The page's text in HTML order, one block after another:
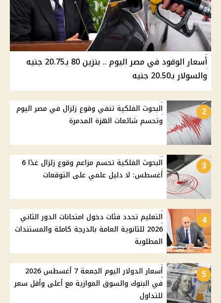
أسعار الوقود في مصر اليوم .. بنزين 80 بـ20.75 جنيه
والسولار بـ20.50 جنيه
2
البحوث الفلكية تنفي وقوع زلزال في مصر اليوم
وتحسم شائعات الهزة المدمرة
3
البحوث الفلكية تحسم مزاعم وقوع زلزال غدًا 6
أغسطس: لا دليل علمي على التوقعات
4
التعليم تحدد فئات دخول امتحانات الدور الثاني
2026 للثانوية العامة بالدرجة كاملة والمستندات
المطلوبة
5
أسعار الدولار اليوم الجمعة 7 أغسطس 2026
في البنوك والسوق الموازية مع أعلى وأقل سعر
للتداول